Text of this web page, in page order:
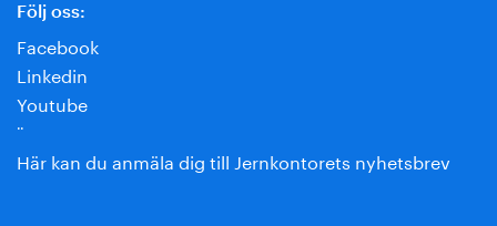
Följ oss:
Facebook
Linkedin
Youtube
¨
Här kan du anmäla dig till Jernkontorets nyhetsbrev